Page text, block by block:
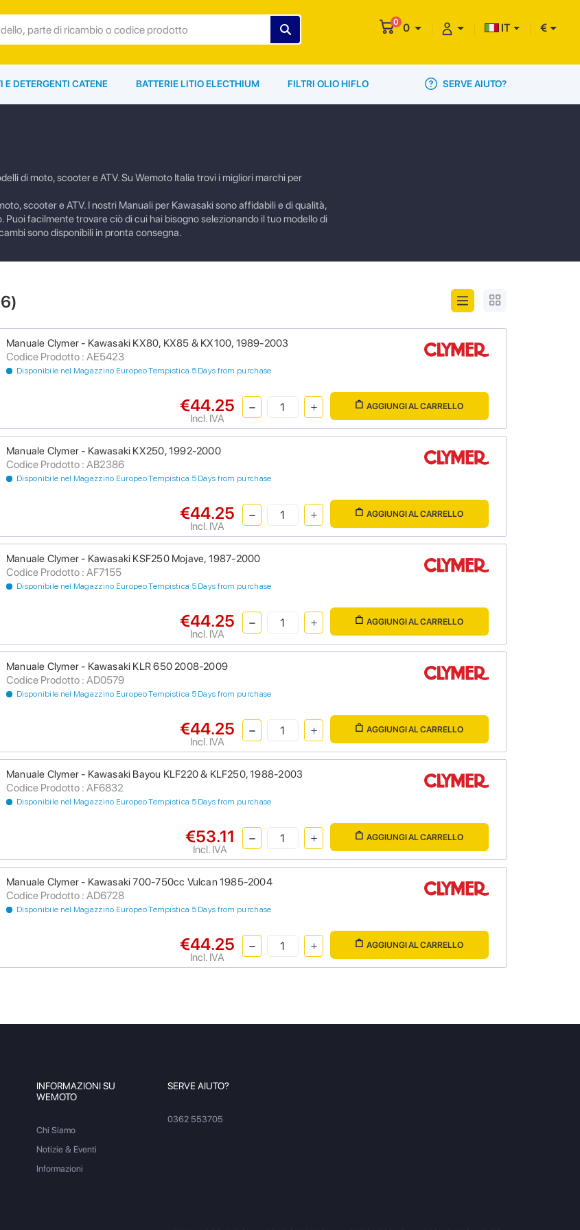
0 0 IT €
DETERGENTI CATENE BATTERIE LITIO ELECTHIUM FILTRI OLIO HIFLO SERVE AIUTO?
di moto, scooter e ATV. Su Wemoto Italia trovi i migliori marchi per
scooter e ATV. I nostri Manuali per Kawasaki sono affidabili e di qualità,
facilmente trovare ciò di cui hai bisogno selezionando il tuo modello di
sono disponibili in pronta consegna.
6)
Manuale Clymer - Kawasaki KX80, KX85 & KX100, 1989-2003
Codice Prodotto : AE5423
Disponibile nel Magazzino Europeo Tempistica 5 Days from purchase
€44.25
Incl. IVA
AGGIUNGI AL CARRELLO
Manuale Clymer - Kawasaki KX250, 1992-2000
Codice Prodotto : AB2386
Disponibile nel Magazzino Europeo Tempistica 5 Days from purchase
€44.25
Incl. IVA
AGGIUNGI AL CARRELLO
Manuale Clymer - Kawasaki KSF250 Mojave, 1987-2000
Codice Prodotto : AF7155
Disponibile nel Magazzino Europeo Tempistica 5 Days from purchase
€44.25
Incl. IVA
AGGIUNGI AL CARRELLO
Manuale Clymer - Kawasaki KLR 650 2008-2009
Codice Prodotto : AD0579
Disponibile nel Magazzino Europeo Tempistica 5 Days from purchase
€44.25
Incl. IVA
AGGIUNGI AL CARRELLO
Manuale Clymer - Kawasaki Bayou KLF220 & KLF250, 1988-2003
Codice Prodotto : AF6832
Disponibile nel Magazzino Europeo Tempistica 5 Days from purchase
€53.11
Incl. IVA
AGGIUNGI AL CARRELLO
Manuale Clymer - Kawasaki 700-750cc Vulcan 1985-2004
Codice Prodotto : AD6728
Disponibile nel Magazzino Europeo Tempistica 5 Days from purchase
€44.25
Incl. IVA
AGGIUNGI AL CARRELLO
INFORMAZIONI SU
WEMOTO
Chi Siamo
Notizie & Eventi
Informazioni
SERVE AIUTO?
0362 553705